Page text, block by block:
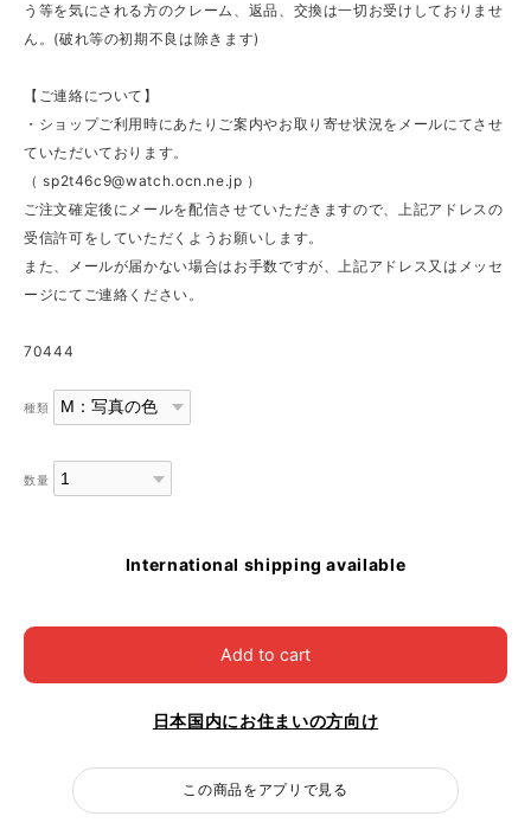
う等を気にされる方のクレーム、返品、交換は一切お受けしておりませ
ん。(破れ等の初期不良は除きます)
【ご連絡について】
・ショップご利用時にあたりご案内やお取り寄せ状況をメールにてさせ
ていただいております。
（sp2t46c9@watch.ocn.ne.jp ）
ご注文確定後にメールを配信させていただきますので、上記アドレスの
受信許可をしていただくようお願いします。
また、メールが届かない場合はお手数ですが、上記アドレス又はメッセ
ージにてご連絡ください。
70444
種類
数量
International shipping available
Add to cart
日本国内にお住まいの方向け
この商品をアプリで見る